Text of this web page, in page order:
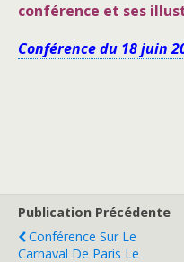
conférence et ses
Conférence du 18 juin
Publication Précédente
Conférence Sur Le
Carnaval De Paris Le